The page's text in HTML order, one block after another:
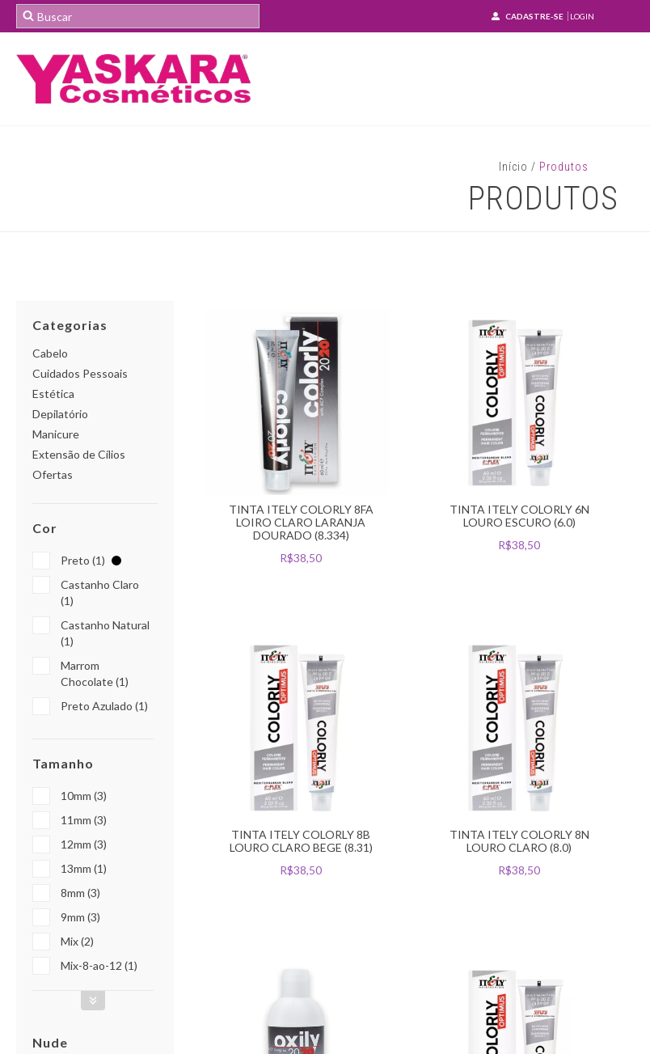
CADASTRE-SE LOGIN
Início / Produtos
PRODUTOS
Categorias
Cabelo
Cuidados Pessoais
Estética
Depilatório
Manicure
Extensão de Cílios
Ofertas
Cor
Preto (1)
Castanho Claro
(1)
Castanho Natural
(1)
Marrom
Chocolate (1)
Preto Azulado (1)
Tamanho
10mm (3)
11mm (3)
12mm (3)
13mm (1)
8mm (3)
9mm (3)
Mix (2)
Mix-8-ao-12 (1)
Nude
TINTA ITELY COLORLY 8FA
LOIRO CLARO LARANJA
DOURADO (8.334)
R$38,50
TINTA ITELY COLORLY 6N
LOURO ESCURO (6.0)
R$38,50
TINTA ITELY COLORLY 8B
LOURO CLARO BEGE (8.31)
R$38,50
TINTA ITELY COLORLY 8N
LOURO CLARO (8.0)
R$38,50